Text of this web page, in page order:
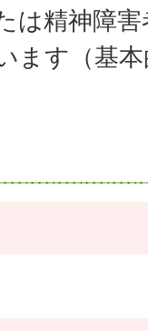
は精神障
ます（基